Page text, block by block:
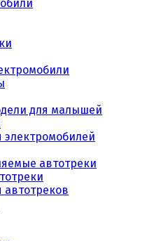
для малышей
электромобилей
автотреки
автотреков